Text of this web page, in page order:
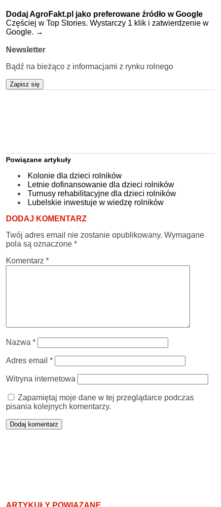
Dodaj AgroFakt.pl jako preferowane źródło w Google
Częściej w Top Stories. Wystarczy 1 klik i zatwierdzenie w
Google. →
Newsletter
Bądź na bieżąco z informacjami z rynku rolnego
Zapisz się
Powiązane artykuły
Kolonie dla dzieci rolników
Letnie dofinansowanie dla dzieci rolników
Turnusy rehabilitacyjne dla dzieci rolników
Lubelskie inwestuje w wiedzę rolników
DODAJ KOMENTARZ
Twój adres email nie zostanie opublikowany. Wymagane
pola są oznaczone *
Komentarz *
Nazwa *
Adres email *
Witryna internetowa
Zapamiętaj moje dane w tej przeglądarce podczas
pisania kolejnych komentarzy.
ARTYKUŁY POWIĄZANE